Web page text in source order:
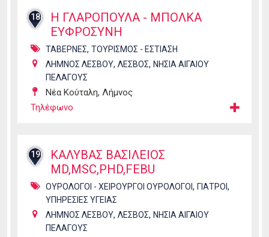
18
Η ΓΛΑΡΟΠΟΥΛΑ - ΜΠΟΛΚΑ
ΕΥΦΡΟΣΥΝΗ
ΤΑΒΕΡΝΕΣ, ΤΟΥΡΙΣΜΟΣ - ΕΣΤΙΑΣΗ
ΛΗΜΝΟΣ ΛΕΣΒΟΥ, ΛΕΣΒΟΣ, ΝΗΣΙΑ ΑΙΓΑΙΟΥ
ΠΕΛΑΓΟΥΣ
Νέα Κούταλη, Λήμνος
Τηλέφωνο
19
ΚΑΛΥΒΑΣ ΒΑΣΙΛΕΙΟΣ
MD,MSC,PHD,FEBU
ΟΥΡΟΛΟΓΟΙ - ΧΕΙΡΟΥΡΓΟΙ ΟΥΡΟΛΟΓΟΙ , ΓΙΑΤΡΟΙ ,
ΥΠΗΡΕΣΙΕΣ ΥΓΕΙΑΣ
ΛΗΜΝΟΣ ΛΕΣΒΟΥ, ΛΕΣΒΟΣ, ΝΗΣΙΑ ΑΙΓΑΙΟΥ
ΠΕΛΑΓΟΥΣ